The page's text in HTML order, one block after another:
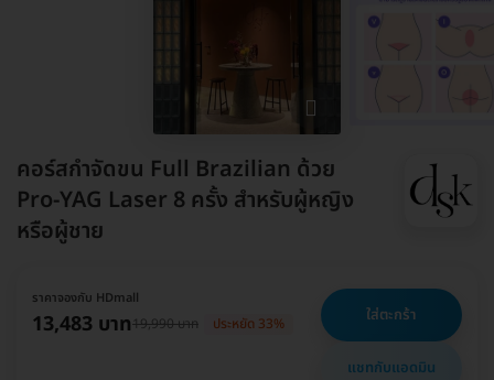
คอร์สกำจัดขน Full Brazilian ด้วย
Pro-YAG Laser 8 ครั้ง สำหรับผู้หญิง
หรือผู้ชาย
ราคาจองกับ HDmall
13,483 บาท19,990 บาท ประหยัด 33% ใส่ตะกร้า
แชทกับแอดมิน